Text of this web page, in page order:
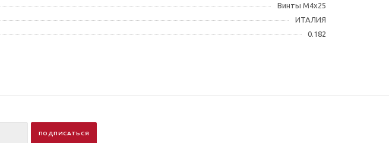
Винты M4x25
ИТАЛИЯ
0.182